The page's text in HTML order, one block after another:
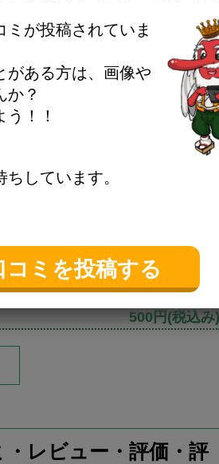
っと見る
500円(税込み)
690円
780円(税込み)
500円(税込み)
レビュー・評価・評
ミが投稿されていま
がある方は、画像や
か？
！！
しています。
コミを投稿する